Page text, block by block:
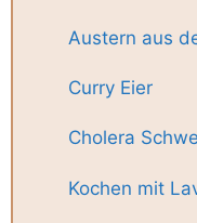
Austern aus
Curry Eier
Cholera
Kochen mit